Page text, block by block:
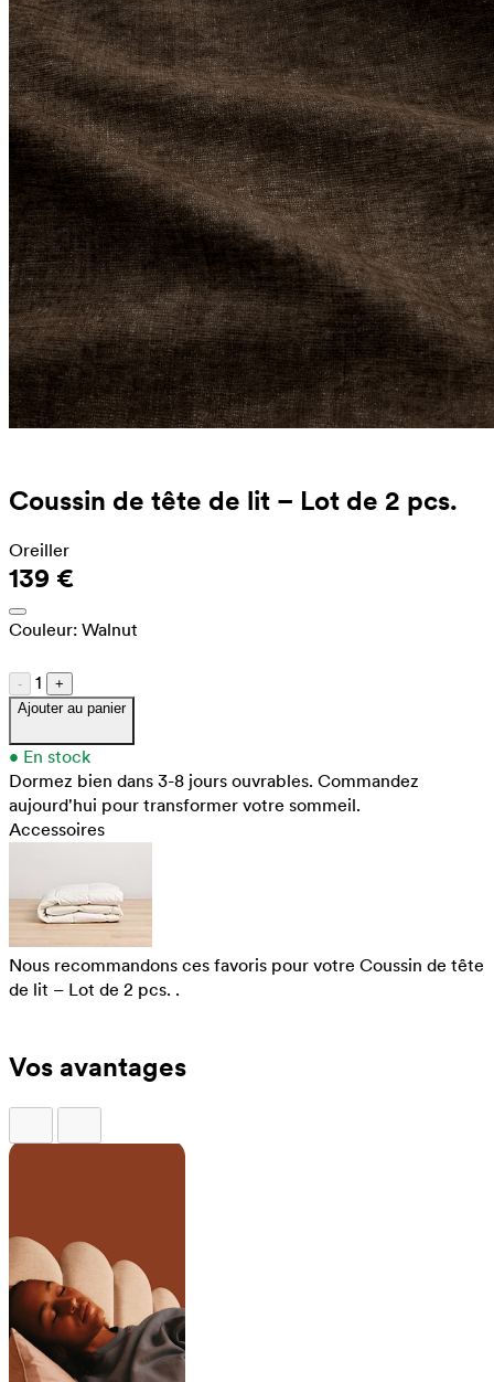
Coussin de tête de lit – Lot de 2 pcs.
Oreiller
139 €
Couleur: Walnut
- 1
+
Ajouter au panier
• En stock
Dormez bien dans 3-8 jours ouvrables. Commandez
aujourd'hui pour transformer votre sommeil.
Accessoires
Nous recommandons ces favoris pour votre Coussin de tête
de lit – Lot de 2 pcs. .
Vos avantages